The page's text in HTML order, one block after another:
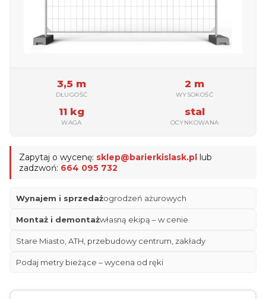
3,5 m
DŁUGOŚĆ
2 m
WYSOKOŚĆ
11 kg
WAGA
stal
OCYNKOWANA
Zapytaj o wycenę: sklep@barierkislask.pl lub
zadzwoń: 664 095 732
Wynajem i sprzedażogrodzeń ażurowych
Montaż i demontażwłasną ekipą – w cenie
Stare Miasto, ATH, przebudowy centrum, zakłady
Podaj metry bieżące – wycena od ręki